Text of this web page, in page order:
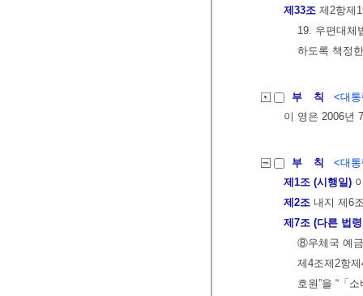
제33조 제2항제
19. 우편대체
하도록 책정
부 칙
<대
이 영은 2006년
부 칙
<대
제1조 (시행일)
제2조 내지 제6
제7조 (다른 법
⑧우체국 예
제4조제2항
호원”을 “「